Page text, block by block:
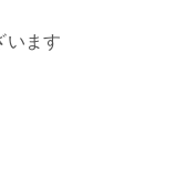
います